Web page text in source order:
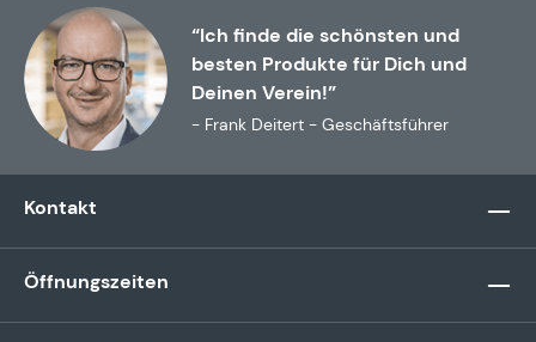
“Ich finde die schönsten und
besten Produkte für Dich und
Deinen Verein!”
- Frank Deitert - Geschäftsführer
Kontakt
Öffnungszeiten